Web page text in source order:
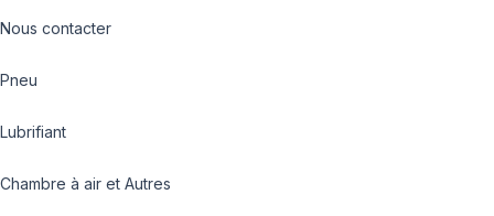
Nous contacter
Pneu
Lubrifiant
Chambre à air et Autres